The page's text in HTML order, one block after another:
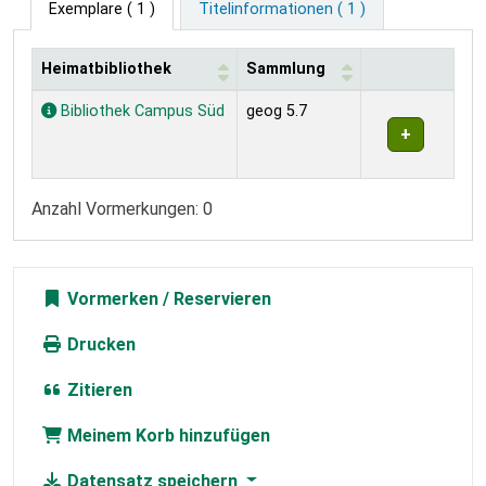
Exemplare ( 1 ) Titelinformationen ( 1 )
Exemplare
Heimatbibliothek Sammlung
Bibliothek Campus Süd geog 5.7
Anzahl Vormerkungen: 0
Vormerken
Drucken
Zitieren
Meinem Korb hinzufügen
Datensatz speichern